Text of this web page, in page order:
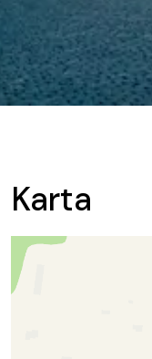
Karta